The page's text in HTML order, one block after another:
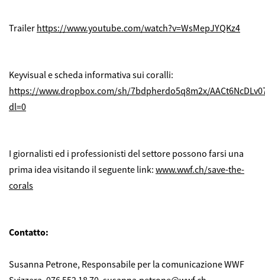
Trailer https://www.youtube.com/watch?v=WsMepJYQKz4
Keyvisual e scheda informativa sui coralli:
https://www.dropbox.com/sh/7bdpherdo5q8m2x/
dl=0
I giornalisti ed i professionisti del settore possono farsi una
prima idea visitando il seguente link: www.wwf.ch/save-the-
corals
Contatto:
Susanna Petrone, Responsabile per la comunicazione WWF